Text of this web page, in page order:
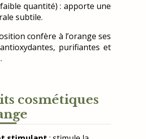
quantité) : apporte une
subtile.
confère à l’orange ses
purifiantes et
cosmétiques